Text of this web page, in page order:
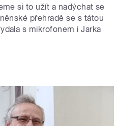
si to užít a nadýchat se
přehradě se s tátou
s mikrofonem i Jarka